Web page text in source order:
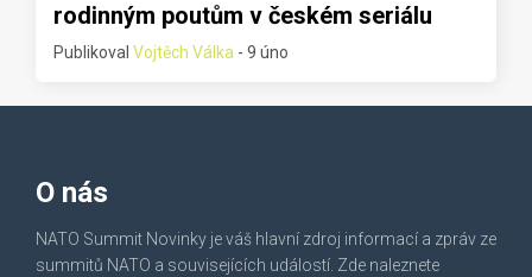
rodinným poutům v českém seriálu
Publikoval Vojtěch Válka - 9 úno
O nás
NATO Summit Novinky je váš hlavní zdroj informací a zpráv ze
summitů NATO a souvisejících událostí. Zde naleznete